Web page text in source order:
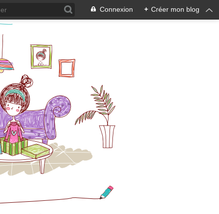
Connexion + Créer mon blog